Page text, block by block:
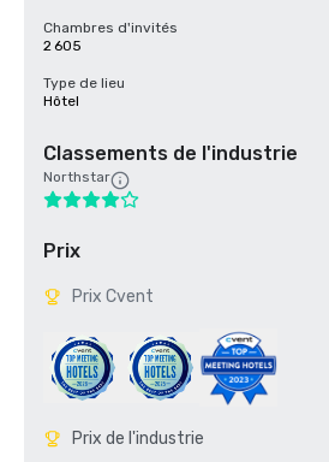
Chambres d'invités
2 605
Type de lieu
Hôtel
Classements de l'industrie
Northstar
Prix
Prix Cvent
Prix de l'industrie